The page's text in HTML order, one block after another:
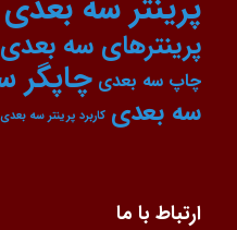
پرینترهای سه بعدی
چاپ سه بعدی چاپگر
سه بعدی کاربرد پرینتر سه بعدی
ارتباط با ما